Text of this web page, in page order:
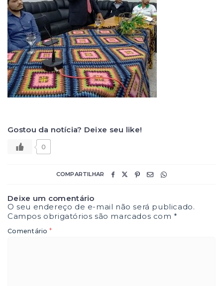
Gostou da notícia? Deixe seu like!
0
COMPARTILHAR
Deixe um comentário
O seu endereço de e-mail não será publicado.
Campos obrigatórios são marcados com*
Comentário *